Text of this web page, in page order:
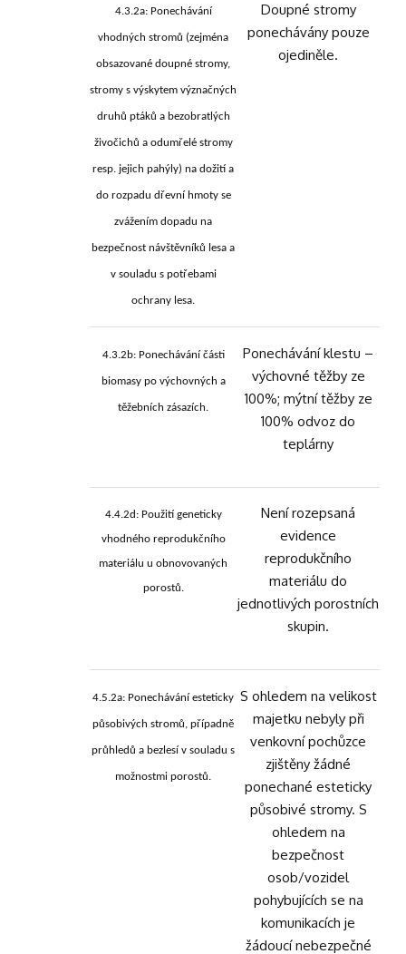
4.3.2a: Ponechávání
vhodných stromů (zejména
obsazované doupné stromy,
stromy s výskytem význačných
druhů ptáků a bezobratlých
živočichů a odumřelé stromy
resp. jejich pahýly) na dožití a
do rozpadu dřevní hmoty se
zvážením dopadu na
bezpečnost návštěvníků lesa a
v souladu s potřebami
ochrany lesa.
Doupné stromy
ponechávány pouze
ojediněle.
4.3.2b: Ponechávání části
biomasy po výchovných a
těžebních zásazích.
Ponechávání klestu –
výchovné těžby ze
100%; mýtní těžby ze
100% odvoz do
teplárny
4.4.2d: Použití geneticky
vhodného reprodukčního
materiálu u obnovovaných
porostů.
Není rozepsaná
evidence
reprodukčního
materiálu do
jednotlivých porostních
skupin.
4.5.2a: Ponechávání esteticky
působivých stromů, případně
průhledů a bezlesí v souladu s
možnostmi porostů.
S ohledem na velikost
majetku nebyly při
venkovní pochůzce
zjištěny žádné
ponechané esteticky
působivé stromy. S
ohledem na
bezpečnost
osob/vozidel
pohybujících se na
komunikacích je
žádoucí nebezpečné